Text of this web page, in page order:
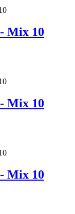
Mix 10
Mix 10
Mix 10